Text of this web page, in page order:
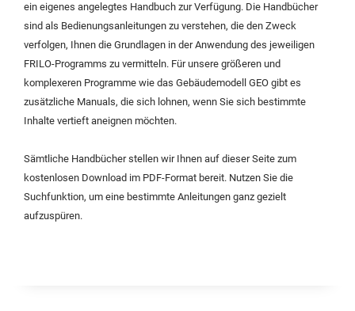
ein eigenes angelegtes Handbuch zur Verfügung. Die Handbücher
sind als Bedienungsanleitungen zu verstehen, die den Zweck
verfolgen, Ihnen die Grundlagen in der Anwendung des jeweiligen
FRILO-Programms zu vermitteln. Für unsere größeren und
komplexeren Programme wie das Gebäudemodell GEO gibt es
zusätzliche Manuals, die sich lohnen, wenn Sie sich bestimmte
Inhalte vertieft aneignen möchten.
Sämtliche Handbücher stellen wir Ihnen auf dieser Seite zum
kostenlosen Download im PDF-Format bereit. Nutzen Sie die
Suchfunktion, um eine bestimmte Anleitungen ganz gezielt
aufzuspüren.